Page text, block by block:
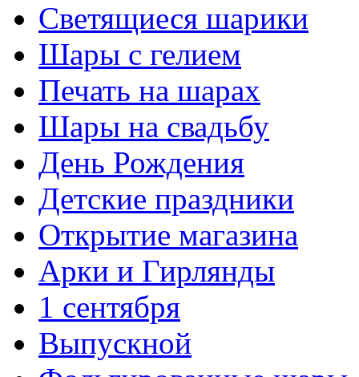
Светящиеся шарики
Шары с гелием
Печать на шарах
Шары на свадьбу
День Рождения
Детские праздники
Открытие магазина
Арки и Гирлянды
1 сентября
Выпускной